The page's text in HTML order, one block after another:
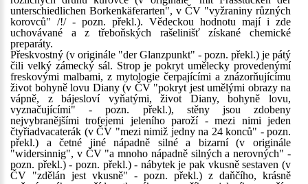
unterschiedlichen Borkenkäferarten", v ČV "vyžraniny různých
korovců" /!/ - pozn. překl.). Vědeckou hodnotu mají i zde
uchovávané a z třeboňských rašelinišť získané chemické
preparáty.
Přeskvostný (v originále "der Glanzpunkt" - pozn. překl.) je pátý
čili velký zámecký sál. Strop je pokryt umělecky provedenýmí
freskovými malbami, z mytologie čerpajícími a znázorňujícímu
život bohyně lovu Diany (v ČV "pokryt jest umělými obrazy na
vápně, z bájesloví vyňatými, život Diany, bohyně lovu,
vyznačujícími" - pozn. překl.), stěny jsou zdobeny
nejvybranějšími trofejemi jeleního paroží - mezi nimi jeden
čtyřiadvacaterák (v ČV "mezi nimiž jedny na 24 konců" - pozn.
překl.) a četné jiné nápadně silné a bizarní (v originále
"widersinnig", v ČV "a mnoho nápadně silných a nerovných" -
pozn. překl.) - pozn. překl.) - nábytek je pak vkusně sestaven (v
ČV "zdělán jest vkusně" - pozn. překl.) z daňčího, krásně